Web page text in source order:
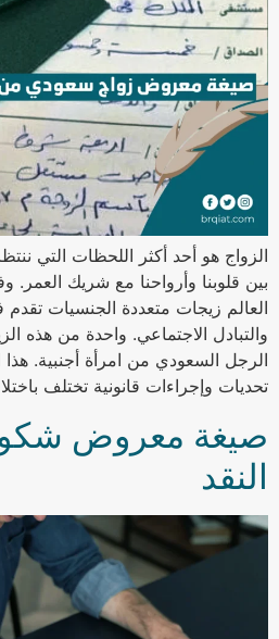
الزواج هو أحد أكثر اللحظات التي
بين قلوبنا وأرواحنا مع شريك
العالم زيجات متعددة الجنسيات تقدم
والتبادل الاجتماعي. واحدة من هذه
الرجل السعودي من امرأة أجنبية. هذا
تحديات وإجراءات قانونية تختلف
صيغة معروض
النقد